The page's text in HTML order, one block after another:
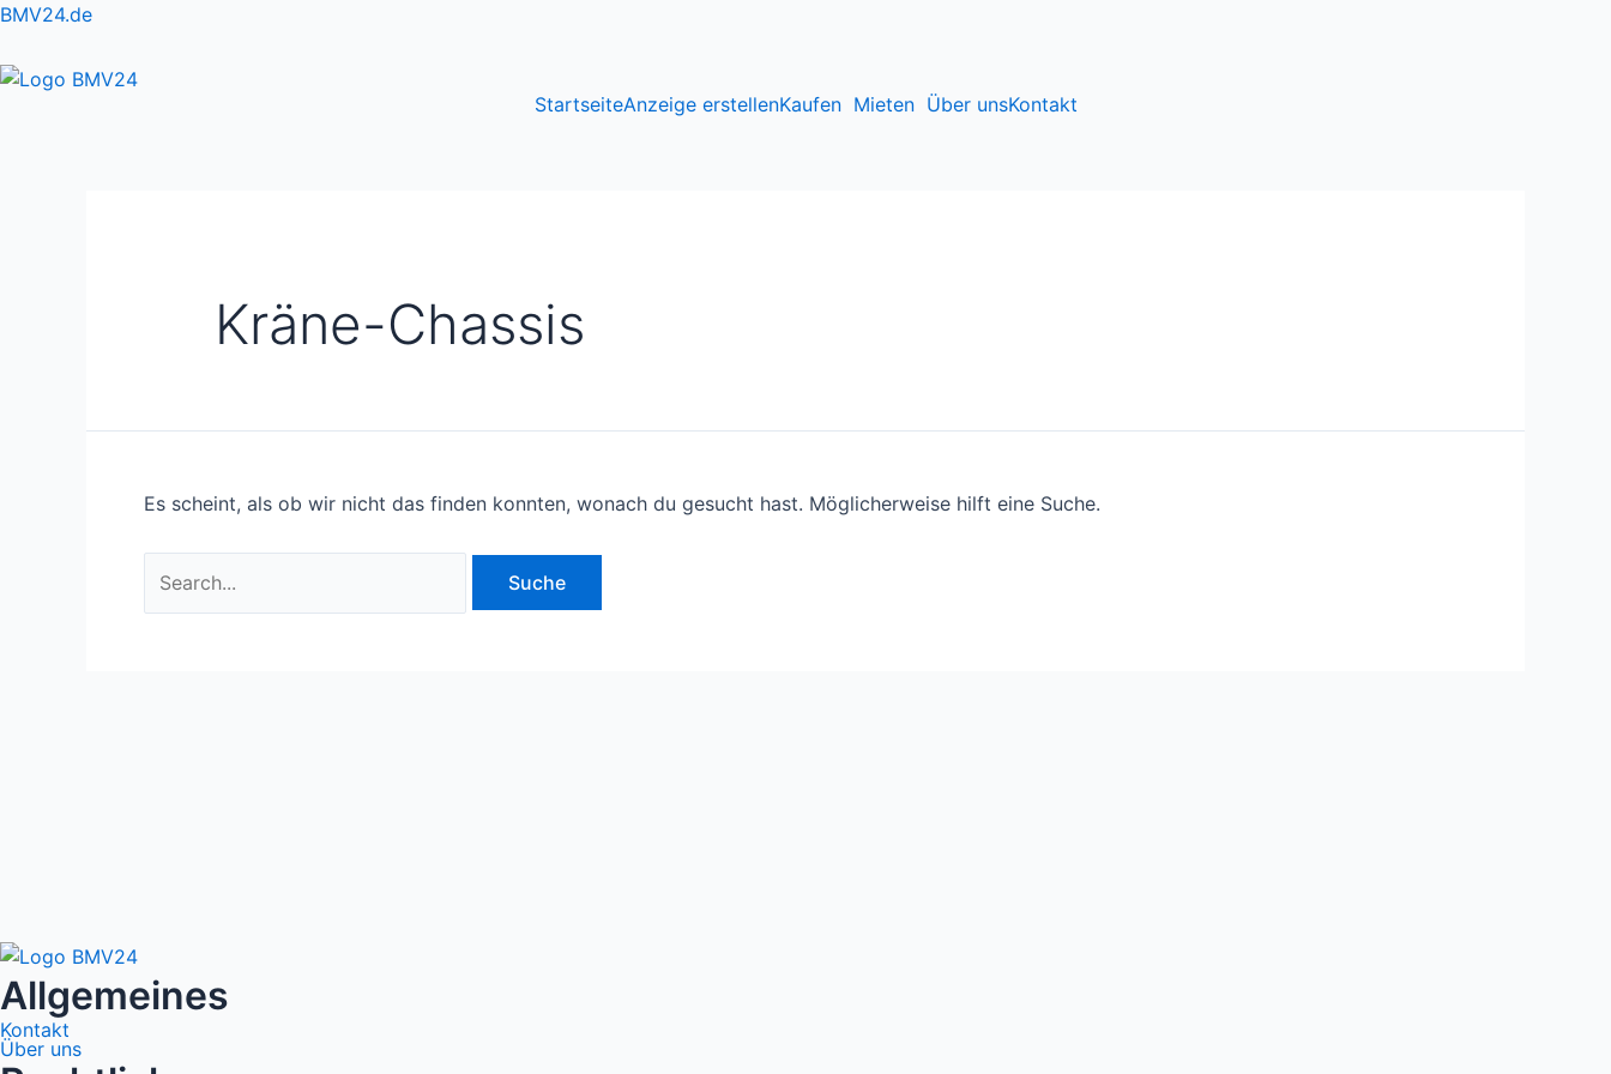
Zum
springen
BMV24.de
StartseiteAnzeige erstellenKaufen Mieten Über unsKontakt
Kräne-Chassis
Es scheint, als ob wir nicht das finden konnten, wonach du gesucht hast. Möglicherweise hilft eine Suche.
Allgemeines
Kontakt
Über uns